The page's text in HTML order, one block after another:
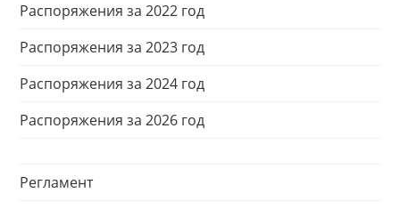
Распоряжения за 2022 год
Распоряжения за 2023 год
Распоряжения за 2024 год
Распоряжения за 2026 год
Регламент